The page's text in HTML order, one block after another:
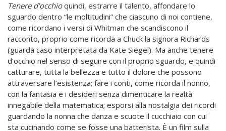
Tenere d’occhioquindi, estrarre il talento, affondare lo
sguardo dentro “le moltitudini” che ciascuno di noi contiene,
come ricordano i versi di Whitman che scandiscono il
racconto, proprio come ricorda a Chuck la signora Richards
(guarda caso interpretata da Kate Siegel). Ma anche tenere
d’occhio nel senso di seguire con il proprio sguardo, e quindi
catturare, tutta la bellezza e tutto il dolore che possono
attraversare l’esistenza; fare i conti, come ricorda il nonno,
con la fantasia e i desideri senza dimenticare la realtà
innegabile della matematica; esporsi alla nostalgia dei ricordi
guardando la nonna che danza e scuote il cucchiaio con cui
sta cucinando come se fosse una batterista. È un film sulla